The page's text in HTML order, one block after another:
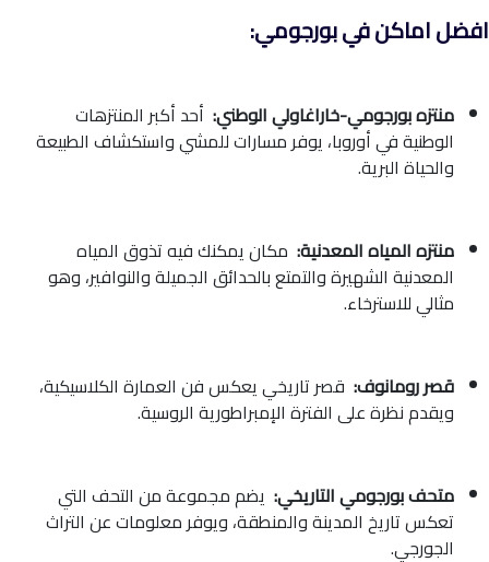
افضل اماكن في بورجومي:
منتزه بورجومي-خاراغاولي الوطني: أحد أكبر المنتزهات
الوطنية في أوروبا، يوفر مسارات للمشي واستكشاف الطبيعة
والحياة البرية.
منتزه المياه المعدنية: مكان يمكنك فيه تذوق المياه
المعدنية الشهيرة والتمتع بالحدائق الجميلة والنوافير، وهو
مثالي للاسترخاء.
قصر رومانوف: قصر تاريخي يعكس فن العمارة الكلاسيكية،
ويقدم نظرة على الفترة الإمبراطورية الروسية.
متحف بورجومي التاريخي: يضم مجموعة من التحف التي
تعكس تاريخ المدينة والمنطقة، ويوفر معلومات عن التراث
الجورجي.